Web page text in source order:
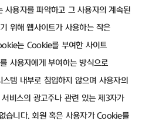
사용자를 파악하고 그 사용자의 계속된
위해 웹사이트가 사용하는 작은
는 Cookie를 부여한 사이트
사용자에게 부여하는 방식으로
템 내부로 침입하지 않으며 사용자의
비스의 광고주나 관련 있는 제3자가
습니다. 회원 혹은 사용자가 Cookie를